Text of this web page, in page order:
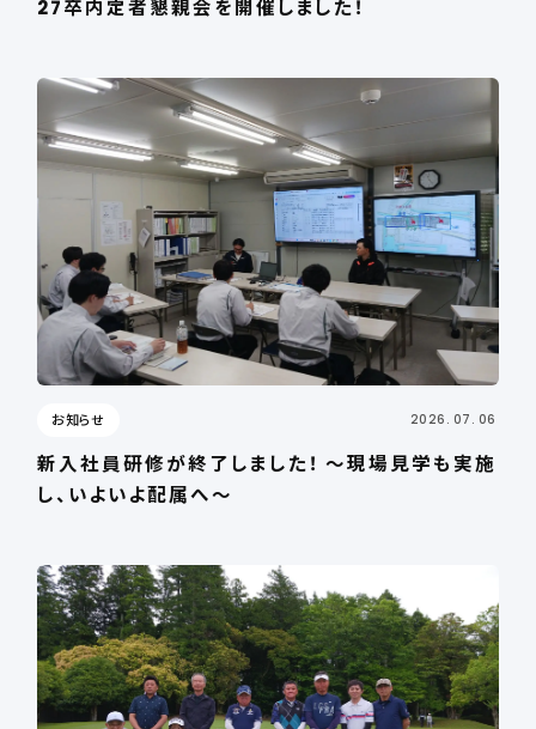
27卒内定者懇親会を開催しました！
お知らせ 2026. 07. 06
新入社員研修が終了しました！ ～現場見学も実施
し、いよいよ配属へ～